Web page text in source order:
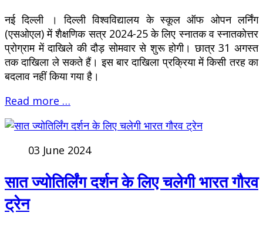
नई दिल्ली । दिल्ली विश्वविद्यालय के स्कूल ऑफ ओपन लर्निंग
(एसओएल) में शैक्षणिक सत्र 2024-25 के लिए स्नातक व स्नातकोत्तर
प्रोग्राम में दाखिले की दौड़ सोमवार से शुरू होगी। छात्र 31 अगस्त
तक दाखिला ले सकते हैं। इस बार दाखिला प्रक्रिया में किसी तरह का
बदलाव नहीं किया गया है।
Read more …
03 June 2024
सात ज्योतिर्लिंग दर्शन के लिए चलेगी भारत गौरव
ट्रेन